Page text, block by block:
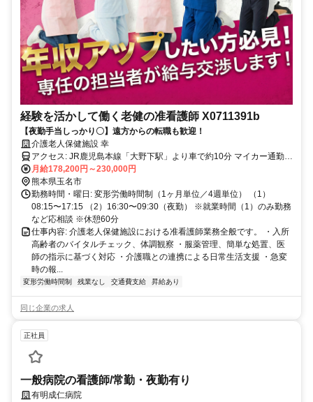
経験を活かして働く老健の准看護師 X0711391b
【夜勤手当しっかり〇】遠方からの転職も歓迎！
介護老人保健施設 幸
アクセス: JR鹿児島本線「大野下駅」より車で約10分 マイカー通勤可
（駐車場あり）
月給178,200円～230,000円
熊本県玉名市
勤務時間・曜日: 変形労働時間制（1ヶ月単位／4週単位） （1）
08:15〜17:15 （2）16:30〜09:30（夜勤） ※就業時間（1）のみ勤務
など応相談 ※休憩60分
仕事内容: 介護老人保健施設における准看護師業務全般です。 ・入所
高齢者のバイタルチェック、体調観察 ・服薬管理、簡単な処置、医
師の指示に基づく対応 ・介護職との連携による日常生活支援 ・急変
時の報...
変形労働時間制 残業なし 交通費支給 昇給あり
同じ企業の求人
正社員
一般病院の看護師/常勤・夜勤有り
有明成仁病院